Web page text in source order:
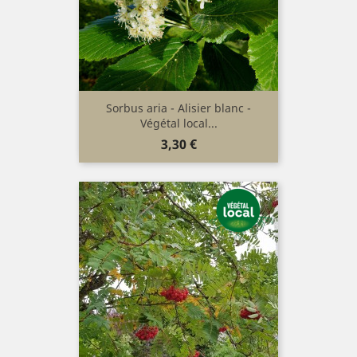
Sorbus aria - Alisier blanc -
Végétal local...
Prix
3,30 €